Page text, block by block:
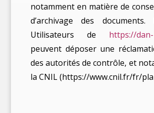
notamment en matière de
d’archivage des
Utilisateurs de https://
peuvent déposer une
des autorités de contrôle, et
la CNIL (https://www.cnil.fr/fr/